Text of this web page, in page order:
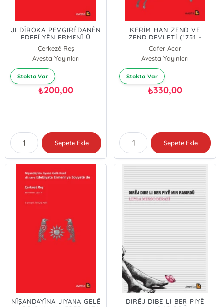
JI DÎROKA PEVGIRÊDANÊN
EDEBÎ YÊN ERMENÎ Û
KURDAN
Çerkezê Reş
Avesta Yayınları
Stokta Var
₺200,00
Sepete Ekle
KERİM HAN ZEND VE
ZEND DEVLETİ (1751 -
1794)
Cafer Acar
Avesta Yayınları
Stokta Var
₺330,00
Sepete Ekle
NÎŞANDAYÎNA JIYANA GELÊ
DIRÊJ DIBE LI BER PIYÊ